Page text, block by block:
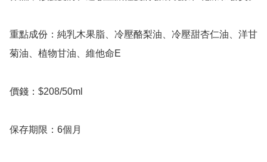
重點成份：純乳木果脂、冷壓酪梨油、冷壓甜杏仁油、洋甘
菊油、植物甘油、維他命E
價錢：$208/50ml
保存期限：6個月